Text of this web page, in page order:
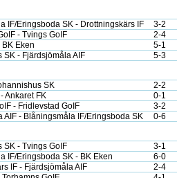
IF/Eringsboda SK - Drottningskärs IF
3-2
- Tvings GoIF
2-4
Eken
5-1
SK - Fjärdsjömåla AIF 5-3
SK
2-2
Ankaret FK
0-1
- Fridlevstad GoIF
3-2
AIF - Blåningsmåla IF/Eringsboda SK 0-6
SK - Tvings GoIF
3-1
IF/Eringsboda SK - BK Eken
6-0
IF - Fjärdsjömåla AIF
2-4